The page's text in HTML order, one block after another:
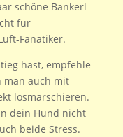
schöne Bankerl
für
Fanatiker.
hast, empfehle
man auch mit
losmarschieren.
dein Hund nicht
beide Stress.